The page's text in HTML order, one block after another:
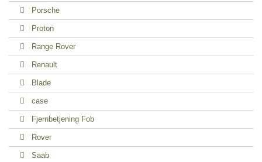
Porsche
Proton
Range Rover
Renault
Blade
case
Fjernbetjening Fob
Rover
Saab